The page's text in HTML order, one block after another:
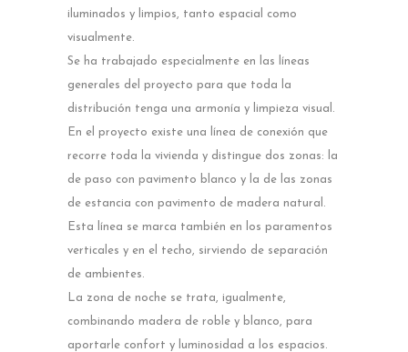
iluminados y limpios, tanto espacial como
visualmente.
Se ha trabajado especialmente en las líneas
generales del proyecto para que toda la
distribución tenga una armonía y limpieza visual.
En el proyecto existe una línea de conexión que
recorre toda la vivienda y distingue dos zonas: la
de paso con pavimento blanco y la de las zonas
de estancia con pavimento de madera natural.
Esta línea se marca también en los paramentos
verticales y en el techo, sirviendo de separación
de ambientes.
La zona de noche se trata, igualmente,
combinando madera de roble y blanco, para
aportarle confort y luminosidad a los espacios.